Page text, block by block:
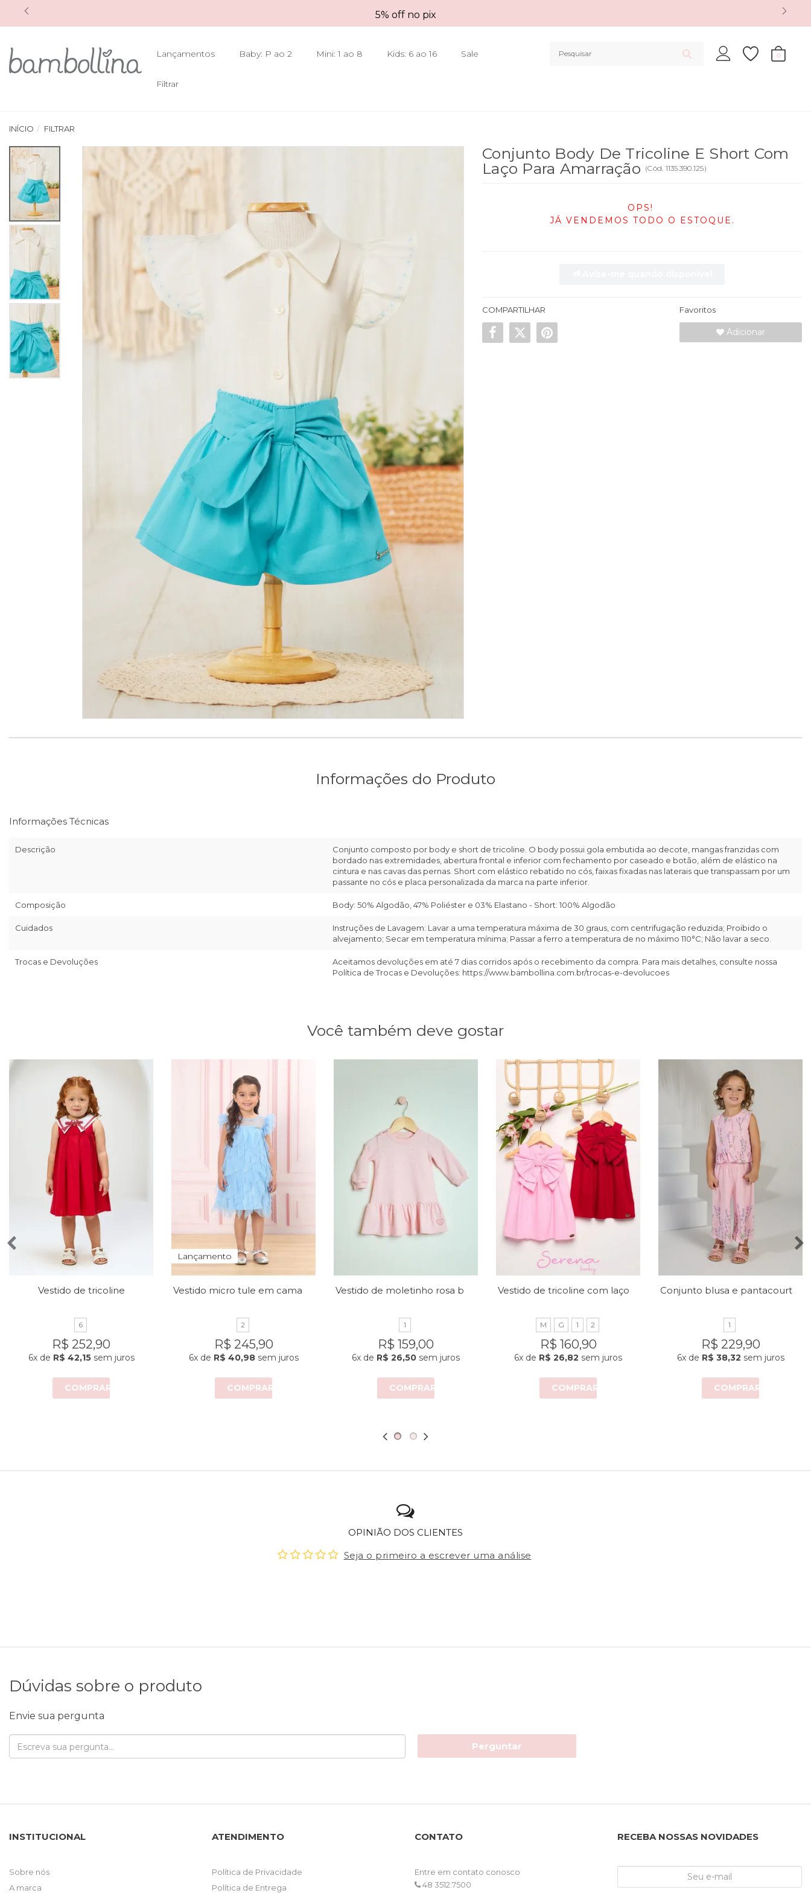
5% off no pix
Lançamentos Baby: P ao 2 Mini: 1 ao 8 Kids: 6 ao 16 Sale
Filtrar
0
INÍCIO FILTRAR
Conjunto Body De Tricoline E Short Com
Laço Para Amarração (Cód. 1135.390.125)
OPS!
JÁ VENDEMOS TODO O ESTOQUE.
COMPARTILHAR Favoritos
Adicionar
Informações do Produto
Informações Técnicas
Descrição
Conjunto composto por body e short de tricoline. O body possui gola embutida ao decote, mangas franzidas com
bordado nas extremidades, abertura frontal e inferior com fechamento por caseado e botão, além de elástico na
cintura e nas cavas das pernas. Short com elástico rebatido no cós, faixas fixadas nas laterais que transpassam por um
passante no cós e placa personalizada da marca na parte inferior.
Composição Body: 50% Algodão, 47% Poliéster e 03% Elastano - Short: 100% Algodão
Cuidados
Instruções de Lavagem: Lavar a uma temperatura máxima de 30 graus, com centrifugação reduzida; Proibido o
alvejamento; Secar em temperatura mínima; Passar a ferro a temperatura de no máximo 110°C; Não lavar a seco.
Trocas e Devoluções
Aceitamos devoluções em até 7 dias corridos após o recebimento da compra. Para mais detalhes, consulte nossa
Política de Trocas e Devoluções: https://www.bambollina.com.br/trocas-e-devolucoes
Você também deve gostar
Vestido de tricoline
6
R$ 252,90
6xde R$ 42,15sem juros
COMPRAR
Lançamento
2
R$ 245,90
6xde R$ 40,98sem juros
COMPRAR
1
R$ 159,00
6x de R$ 26,50 sem juros
COMPRAR
M G 1 2
R$ 160,90
6x de R$ 26,82 sem juros
COMPRAR
1
R$ 229,90
6xde R$ 38,32 sem juros
COMPRAR
OPINIÃO DOS CLIENTES
Seja o primeiro a escrever uma análise
Dúvidas sobre o produto
Envie sua pergunta
Perguntar
INSTITUCIONAL
Sobre nós
A marca
ATENDIMENTO
Política de Privacidade
Política de Entrega
CONTATO
Entre em contato conosco
48 3512.7500
RECEBA NOSSAS NOVIDADES